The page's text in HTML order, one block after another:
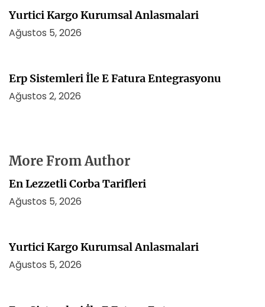
Yurtici Kargo Kurumsal Anlasmalari
Ağustos 5, 2026
Erp Sistemleri İle E Fatura Entegrasyonu
Ağustos 2, 2026
More From Author
En Lezzetli Corba Tarifleri
Ağustos 5, 2026
Yurtici Kargo Kurumsal Anlasmalari
Ağustos 5, 2026